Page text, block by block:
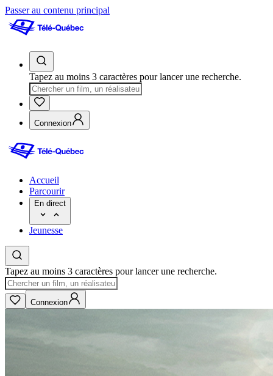
Passer au contenu principal
Tapez au moins 3 caractères pour lancer une recherche.
Connexion
Accueil
Parcourir
En direct
Jeunesse
Tapez au moins 3 caractères pour lancer une recherche.
Connexion